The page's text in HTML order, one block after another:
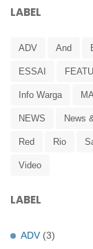
LABEL
ADV And
ESSAI
Info Warga
NEWS News
Red Rio
Video
LABEL
ADV (3)